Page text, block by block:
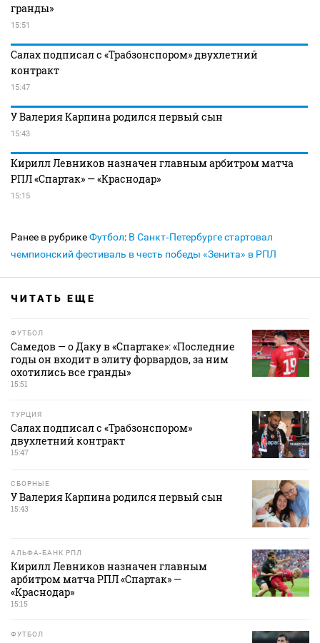
гранды»
15:51
Салах подписал с «Трабзонспором» двухлетний
контракт
15:47
У Валерия Карпина родился первый сын
15:43
Кирилл Левников назначен главным арбитром матча
РПЛ «Спартак» — «Краснодар»
15:15
Ранее в рубрикеФутбол: В Санкт‑Петербурге стартовал
чемпионский фестиваль в честь победы «Зенита» в РПЛ
ЧИТАТЬ ЕЩЕ
ФУТБОЛ
Самедов — о Даку в «Спартаке»: «Последние
годы он входит в элиту форвардов, за ним
охотились все гранды»
15:51
ТУРЦИЯ
Салах подписал с «Трабзонспором»
двухлетний контракт
15:47
СБОРНЫЕ
У Валерия Карпина родился первый сын
15:43
АЛЬФА-БАНК РПЛ
Кирилл Левников назначен главным
арбитром матча РПЛ «Спартак» —
«Краснодар»
15:15
ФУТБОЛ